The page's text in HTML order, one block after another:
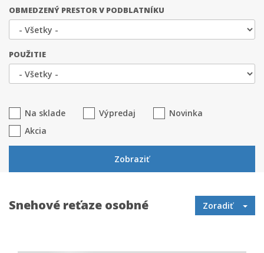
OBMEDZENÝ PRESTOR V PODBLATNÍKU
POUŽITIE
Na sklade Výpredaj
Novinka
Akcia
Zobraziť
Snehové reťaze osobné Zoradiť